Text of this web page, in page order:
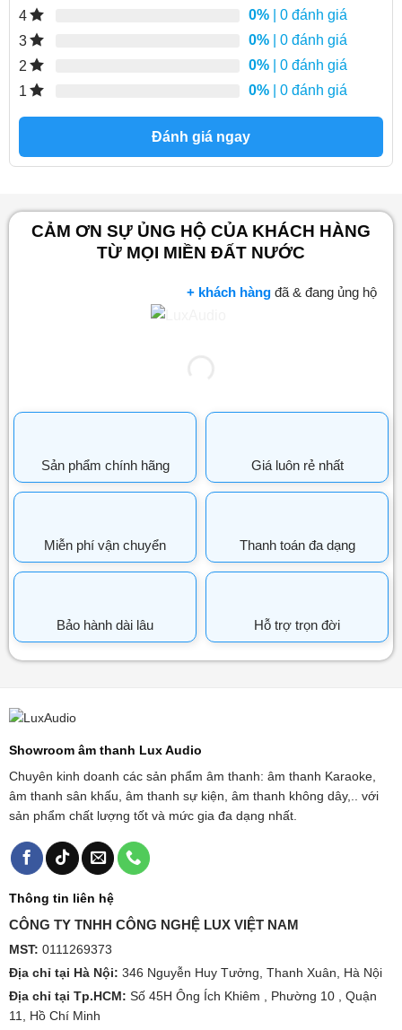
4
0% | 0 đánh giá
3
0% | 0 đánh giá
2
0% | 0 đánh giá
1
0% | 0 đánh giá
Đánh giá ngay
CẢM ƠN SỰ ỦNG HỘ CỦA KHÁCH HÀNG
TỪ MỌI MIỀN ĐẤT NƯỚC
+ khách hàng đã & đang ủng hộ
Sản phẩm chính hãng Giá luôn rẻ nhất
Miễn phí vận chuyển Thanh toán đa dạng
Bảo hành dài lâu Hỗ trợ trọn đời
Showroom âm thanh Lux Audio
Chuyên kinh doanh các sản phẩm âm thanh: âm thanh Karaoke,
âm thanh sân khấu, âm thanh sự kiện, âm thanh không dây,.. với
sản phẩm chất lượng tốt và mức gia đa dạng nhất.
Thông tin liên hệ
CÔNG TY TNHH CÔNG NGHỆ LUX VIỆT NAM
MST: 0111269373
Địa chỉ tại Hà Nội: 346 Nguyễn Huy Tưởng, Thanh Xuân, Hà Nội
Địa chỉ tại Tp.HCM: Số 45H Ông Ích Khiêm , Phường 10 , Quận
11, Hồ Chí Minh